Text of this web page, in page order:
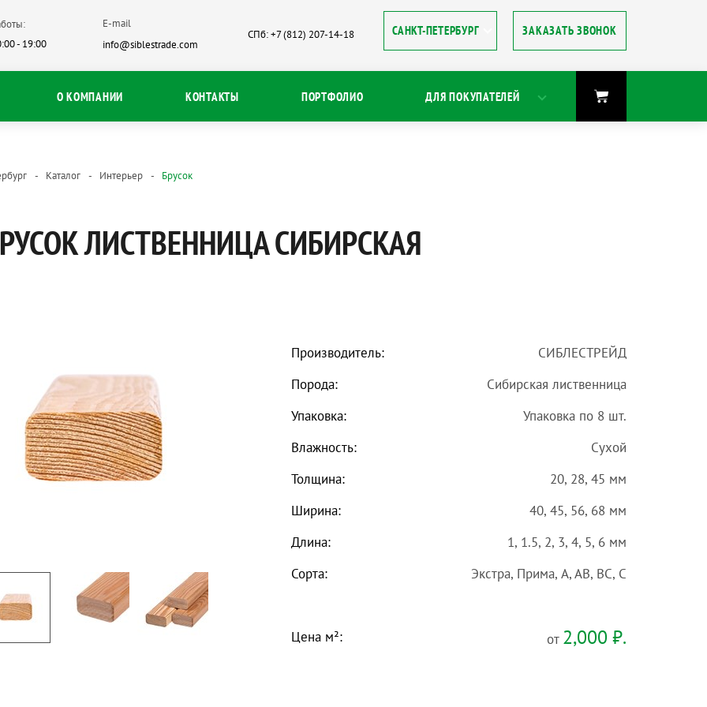
ЗАКАЗАТЬ ЗВОНОК
О КОМПАНИИ КОНТАКТЫ ПОРТФОЛИО ДЛЯ ПОКУПАТЕЛЕЙ
- 19:00
E-mail
info@siblestrade.com
СПб: +7 (812) 207-14-18
Каталог Интерьер Брусок
ЛИСТВЕННИЦА СИБИРСКАЯ
Производитель:
СИБЛЕСТРЕЙД
Порода:
Сибирская лиственница
Упаковка:
Упаковка по 8 шт.
Влажность:
Сухой
Толщина:
20, 28, 45 мм
Ширина:
40, 45, 56, 68 мм
Длина:
1, 1.5, 2, 3, 4, 5, 6 мм
Сорта:
Экстра, Прима, A, AB, BC, C
Цена м²: от 2,000 ₽.